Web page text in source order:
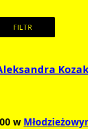
FILTR
w